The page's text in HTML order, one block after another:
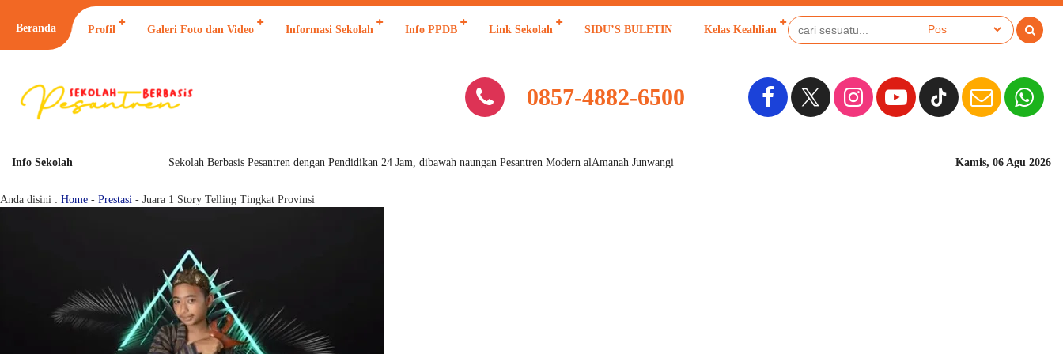
Beranda Profil Galeri Foto dan Video Informasi Sekolah Info PPDB Link Sekolah SIDU’S BULETIN Kelas Keahlian
0857-4882-6500
Info Sekolah Kamis, 06 Agu 2026
Sekolah Berbasis
Sekolah Berbasis Pesantren dengan Pendidikan 24 Jam, dibawah naungan Pesantren Modern alAmanah Junwangi
Anda disini : Home - Prestasi - Juara 1 Story Telling Tingkat Provinsi